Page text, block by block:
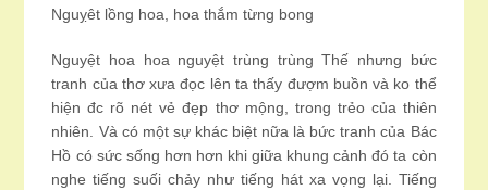
Nguỵêt lồng hoa, hoa thắm từng bong
Nguyệt hoa hoa nguyệt trùng trùng Thế nhưng bức
tranh của thơ xưa đọc lên ta thấy đượm buồn và ko thể
hiện đc rõ nét vẻ đẹp thơ mộng, trong trẻo của thiên
nhiên. Và có một sự khác biệt nữa là bức tranh của Bác
Hồ có sức sống hơn hơn khi giữa khung cảnh đó ta còn
nghe tiếng suối chảy như tiếng hát xa vọng lại. Tiếng